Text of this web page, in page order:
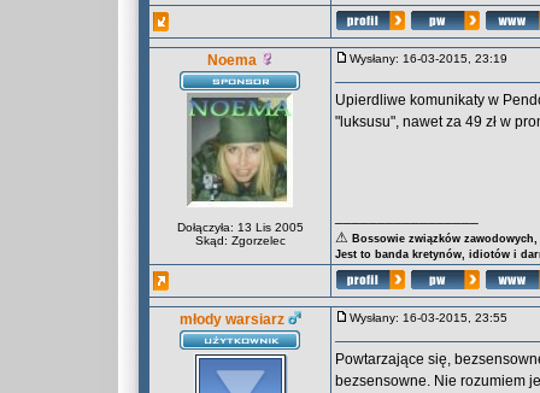
Noema
Dołączyła: 13 Lis 2005
Skąd: Zgorzelec
Wysłany: 16-03-2015, 23:19
Upierdliwe komunikaty w
"luksusu", nawet za 49 zł w
⚠ Bossowie związków
Jest to banda kretynów, idiotów i
młody warsiarz Wysłany: 16-03-2015, 23:55
Powtarzające się,
bezsensowne. Nie rozumiem